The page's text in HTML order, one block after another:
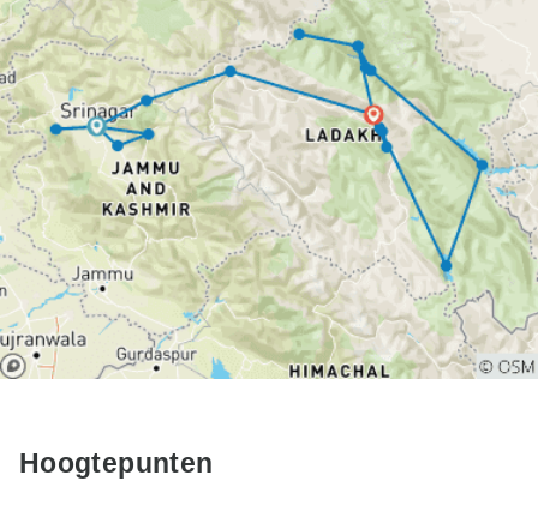
Hoogtepunten